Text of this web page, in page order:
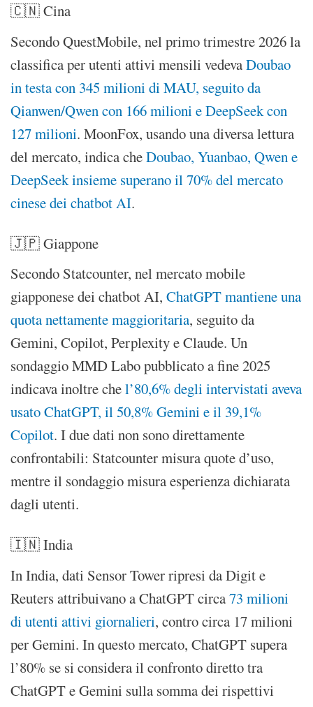
🇨🇳 Cina
Secondo QuestMobile, nel primo trimestre 2026 la
classifica per utenti attivi mensili vedevaDoubao
in testa con 345 milioni di MAU, seguito da
Qianwen/Qwen con 166 milioni e DeepSeek con
127 milioni. MoonFox, usando una diversa lettura
del mercato, indica cheDoubao, Yuanbao, Qwen e
DeepSeek insieme superano il 70% del mercato
cinese dei chatbot AI.
🇯🇵 Giappone
Secondo Statcounter, nel mercato mobile
giapponese dei chatbot AI, ChatGPT mantiene una
quota nettamente maggioritaria, seguito da
Gemini, Copilot, Perplexity e Claude. Un
sondaggio MMD Labo pubblicato a fine 2025
indicava inoltre chel’80,6% degli intervistati aveva
usato ChatGPT, il 50,8% Gemini e il 39,1%
Copilot. I due dati non sono direttamente
confrontabili: Statcounter misura quote d’uso,
mentre il sondaggio misura esperienza dichiarata
dagli utenti.
🇮🇳 India
In India, dati Sensor Tower ripresi da Digit e
Reuters attribuivano a ChatGPT circa73 milioni
di utenti attivi giornalieri, contro circa 17 milioni
per Gemini. In questo mercato, ChatGPT supera
l’80% se si considera il confronto diretto tra
ChatGPT e Gemini sulla somma dei rispettivi